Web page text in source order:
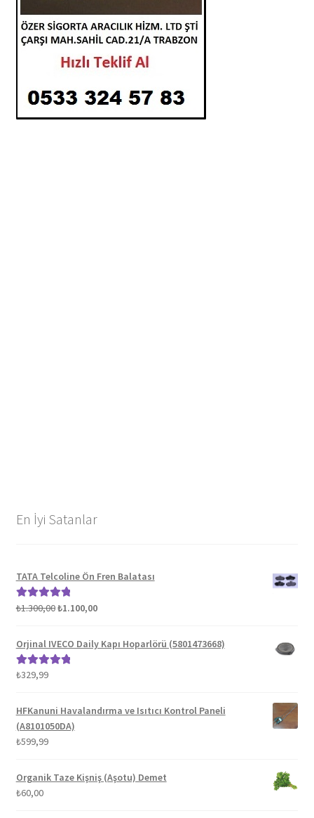
En İyi Satanlar
TATA Telcoline Ön Fren Balatası
5 üzerinden
₺1.300,00Orijinal
₺1.300,00.
₺1.100,00Şu
fiyat:
₺1.100,00.
Orjinal IVECO Daily Kapı Hoparlörü (5801473668)
5 üzerinden
₺329,99
HFKanuni Havalandırma ve Isıtıcı Kontrol Paneli
(A8101050DA)
₺599,99
Organik Taze Kişniş (Aşotu) Demet
₺60,00